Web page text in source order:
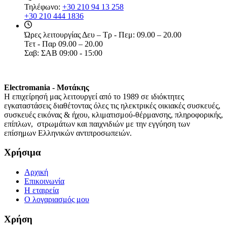
Τηλέφωνο: +30 210 94 13 258
+30 210 444 1836
Ώρες λειτουργίας Δευ – Τρ - Πεμ: 09.00 – 20.00
Τετ - Παρ 09.00 – 20.00
Σαβ: ΣΑΒ 09:00 - 15:00
Electromania - Μοτάκης
H επιχείρησή μας λειτουργεί από το 1989 σε ιδιόκτητες
εγκαταστάσεις διαθέτοντας όλες τις ηλεκτρικές οικιακές συσκευές,
συσκευές εικόνας & ήχου, κλιματισμού-θέρμανσης, πληροφορικής,
επίπλων, στρωμάτων και παιχνιδιών με την εγγύηση των
επίσημων Ελληνικών αντιπροσωπειών.
Χρήσιμα
Αρχική
Επικοινωνία
Η εταιρεία
Ο λογαριασμός μου
Χρήση